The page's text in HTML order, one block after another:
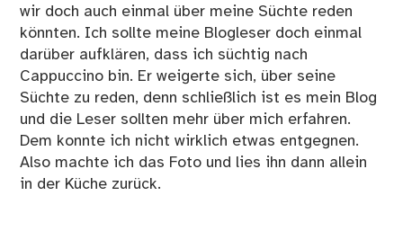
wir doch auch einmal über meine Süchte reden
könnten. Ich sollte meine Blogleser doch einmal
darüber aufklären, dass ich süchtig nach
Cappuccino bin. Er weigerte sich, über seine
Süchte zu reden, denn schließlich ist es mein Blog
und die Leser sollten mehr über mich erfahren.
Dem konnte ich nicht wirklich etwas entgegnen.
Also machte ich das Foto und lies ihn dann allein
in der Küche zurück.